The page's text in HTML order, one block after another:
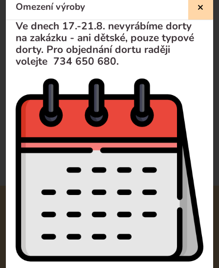
Nevíte si rady?
Pomůžeme Vám
Volejte
+420 732 729 300
Pište
info@dorty-olomouc.cz
0 recenzí
Omezení výroby
Ve dnech 17.-21.8. nevyrábíme dorty
na zakázku - ani dětské, pouze typové
dorty. Pro objednání dortu raději
volejte 734 650 680.